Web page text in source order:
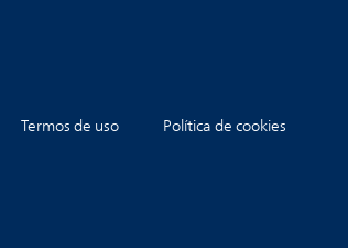
Termos de uso
Política de cookies